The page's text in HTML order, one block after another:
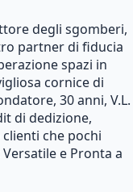
degli sgomberi,
partner di fiducia
spazi in
cornice di
30 anni, V.L.
di dedizione,
che pochi
e Pronta a